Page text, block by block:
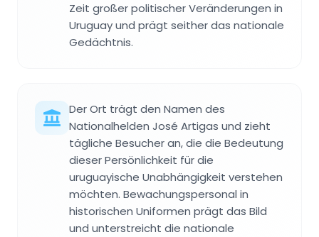
Zeit großer politischer Veränderungen in
Uruguay und prägt seither das nationale
Gedächtnis.
Der Ort trägt den Namen des
Nationalhelden José Artigas und zieht
tägliche Besucher an, die die Bedeutung
dieser Persönlichkeit für die
uruguayische Unabhängigkeit verstehen
möchten. Bewachungspersonal in
historischen Uniformen prägt das Bild
und unterstreicht die nationale